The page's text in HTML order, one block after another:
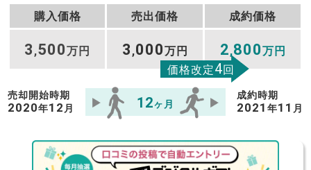
購入価格 売出価格 成約価格
3 ,500万円 3 ,000万円 2,800万円
価格改定4回
売却開始時期
2020年12 月 12ヶ月
成約時期
2021 年11 月